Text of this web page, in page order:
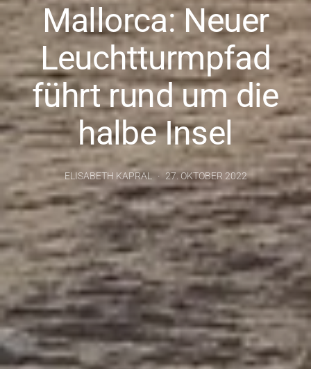
Mallorca: Neuer
Leuchtturmpfad
führt rund um die
halbe Insel
ELISABETH KAPRAL 27. OKTOBER 2022